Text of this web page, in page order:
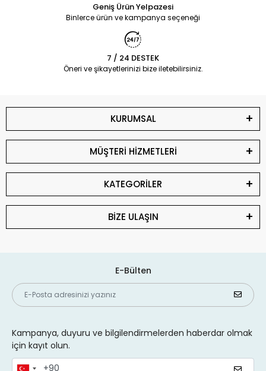
Geniş Ürün Yelpazesi
Binlerce ürün ve kampanya seçeneği
7 / 24 DESTEK
Öneri ve şikayetlerinizi bize iletebilirsiniz.
KURUMSAL
MÜŞTERİ HİZMETLERİ
KATEGORİLER
BİZE ULAŞIN
E-Bülten
Kampanya, duyuru ve bilgilendirmelerden haberdar olmak
için kayıt olun.